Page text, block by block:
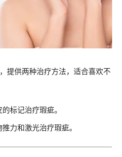
提供两种治疗方法，适合喜欢不
标记治疗瑕疵。
力和激光治疗瑕疵。